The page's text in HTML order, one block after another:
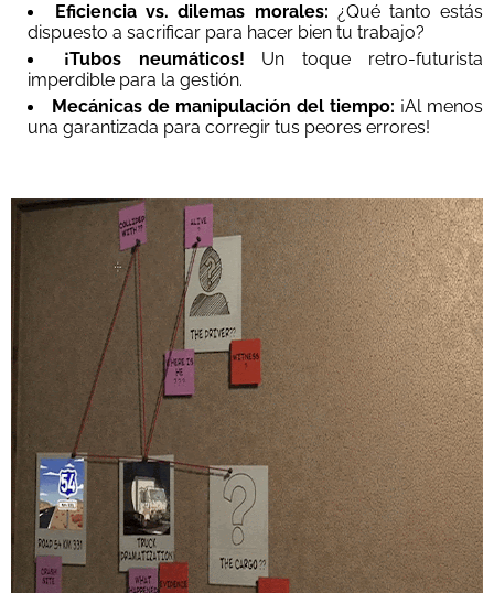
Eficiencia vs. dilemas morales: ¿Qué tanto estás
dispuesto a sacrificar para hacer bien tu trabajo?
¡Tubos neumáticos! Un toque retro-futurista
imperdible para la gestión.
Mecánicas de manipulación del tiempo: ¡Al menos
una garantizada para corregir tus peores errores!